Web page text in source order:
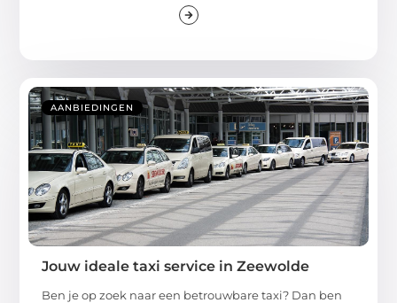
AANBIEDINGEN
Jouw ideale taxi service in Zeewolde
Ben je op zoek naar een betrouwbare taxi? Dan ben